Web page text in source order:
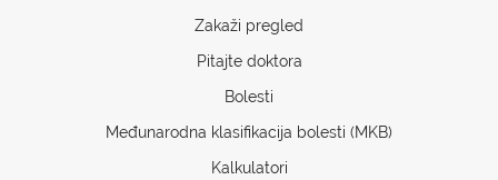
Zakaži pregled
Pitajte doktora
Bolesti
Međunarodna klasifikacija bolesti (MKB)
Kalkulatori